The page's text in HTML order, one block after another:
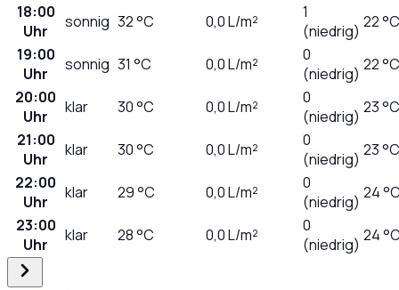
18:00
Uhr
sonnig 32°C 0,0L/m²
1
(niedrig) 22 °C
19:00
Uhr
sonnig 31 °C 0,0L/m²
0
(niedrig) 22 °C
20:00
Uhr
klar 30°C 0,0L/m²
0
(niedrig) 23 °C
21:00
Uhr
klar 30°C 0,0L/m²
0
(niedrig) 23 °C
22:00
Uhr
klar 29°C 0,0L/m²
0
(niedrig) 24
23:00
Uhr
klar 28°C 0,0L/m²
0
(niedrig) 24